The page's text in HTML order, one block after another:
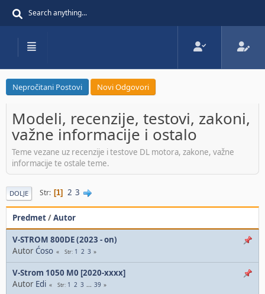
Nepročitani Postovi Novi Odgovori
Modeli, recenzije, testovi, zakoni,
važne informacije i ostalo
Teme vezane uz recenzije i testove DL motora, zakone, važne
informacije te ostale teme.
DOLJE Str 1 2 3
Predmet/Autor
V-STROM 800DE (2023 - on)
Autor Ćoso Str 1 2 3
V-Strom 1050 M0 [2020-xxxx]
Autor Edi Str 1 2 3 ... 39